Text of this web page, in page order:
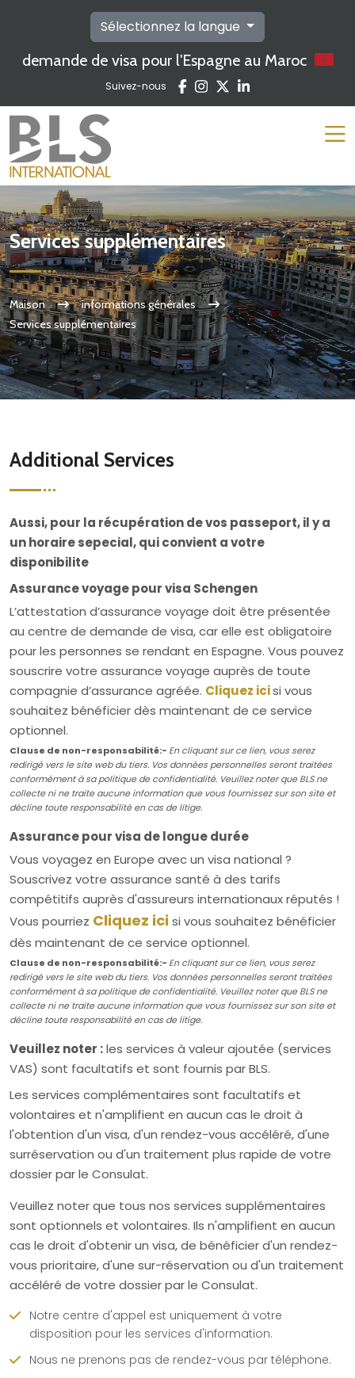
Sélectionnez la langue
demande de visa pour l'Espagne au Maroc
Suivez-nous
Services supplémentaires
Maison
informations générales
Services supplémentaires
Additional Services
Aussi, pour la récupération de vos passeport, il y a
un horaire sepecial, qui convient a votre
disponibilite
Assurance voyage pour visa Schengen
L’attestation d’assurance voyage doit être présentée
au centre de demande de visa, car elle est obligatoire
pour les personnes se rendant en Espagne. Vous pouvez
souscrire votre assurance voyage auprès de toute
compagnie d’assurance agréée. Cliquez icisi vous
souhaitez bénéficier dès maintenant de ce service
optionnel.
Clause de non-responsabilité:- En cliquant sur ce lien, vous serez
redirigé vers le site web du tiers. Vos données personnelles seront traitées
conformément à sa politique de confidentialité. Veuillez noter que BLS ne
collecte ni ne traite aucune information que vous fournissez sur son site et
décline toute responsabilité en cas de litige.
Assurance pour visa de longue durée
Vous voyagez en Europe avec un visa national ?
Souscrivez votre assurance santé à des tarifs
compétitifs auprès d'assureurs internationaux réputés !
Vous pourriez Cliquez icisi vous souhaitez bénéficier
dès maintenant de ce service optionnel.
Clause de non-responsabilité:- En cliquant sur ce lien, vous serez
redirigé vers le site web du tiers. Vos données personnelles seront traitées
conformément à sa politique de confidentialité. Veuillez noter que BLS ne
collecte ni ne traite aucune information que vous fournissez sur son site et
décline toute responsabilité en cas de litige.
Veuillez noter :les services à valeur ajoutée (services
VAS) sont facultatifs et sont fournis par BLS.
Les services complémentaires sont facultatifs et
volontaires et n'amplifient en aucun cas le droit à
l'obtention d'un visa, d'un rendez-vous accéléré, d'une
surréservation ou d'un traitement plus rapide de votre
dossier par le Consulat.
Veuillez noter que tous nos services supplémentaires
sont optionnels et volontaires. Ils n'amplifient en aucun
cas le droit d'obtenir un visa, de bénéficier d'un rendez-
vous prioritaire, d'une sur-réservation ou d'un traitement
accéléré de votre dossier par le Consulat.
Notre centre d'appel est uniquement à votre
disposition pour les services d'information.
Nous ne prenons pas de rendez-vous par téléphone.